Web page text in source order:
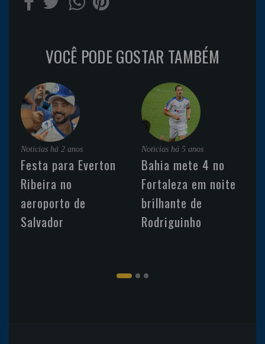
VOCÊ PODE GOSTAR TAMBÉM
Noticias há 2 anos
Festa para Everton
Ribeira no
aeroporto de
Salvador
Noticias há 5 anos
Bahia mete 4 no
Fortaleza em noite
brilhante de
Rodriguinho